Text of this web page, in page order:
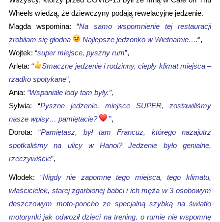
Wheels wiedzą, że dziewczyny podają rewelacyjne jedzenie.
Magda wspomina: “Na samo wspomnienie tej restauracji
zrobiłam się głodna
Najlepsze jedzonko w Wietnamie…:”,
Wojtek: “super miejsce, pyszny rum”,
Arleta: “
Smaczne jedzenie i rodzinny, ciepły klimat miejsca –
rzadko spotykane”,
Ania: ”Wspaniałe lody tam były.”,
Sylwia: “Pyszne jedzenie, miejsce SUPER, zostawiliśmy
nasze wpisy… pamiętacie?
”
Dorota: “Pamiętasz, był tam Francuz, którego nazajutrz
spotkaliśmy na ulicy w Hanoi? Jedzenie było genialne,
rzeczywiście”,
Włodek: “Nigdy nie zapomnę tego miejsca, tego klimatu,
właścicielek, starej zgarbionej babci i ich męża w 3 osobowym
deszczowym moto-poncho ze specjalną szybką na światło
motorynki jak odwoził dzieci na trening, o rumie nie wspomnę